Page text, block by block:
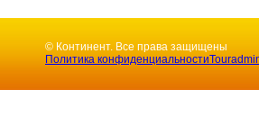
© Континент. Все права защищены
Политика конфиденциальности